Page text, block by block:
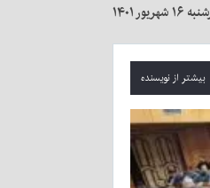
بیشتر از نویسنده